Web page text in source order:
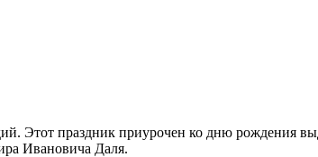
Этот праздник приурочен ко дню рождения
Ивановича Даля.